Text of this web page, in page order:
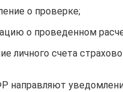
о проверке;
о проведенном
личного счета
направляют